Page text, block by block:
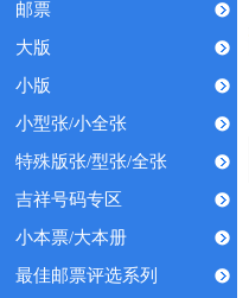
邮票
大版
小版
小型张/小全张
特殊版张/型张/全张
吉祥号码专区
小本票/大本册
最佳邮票评选系列